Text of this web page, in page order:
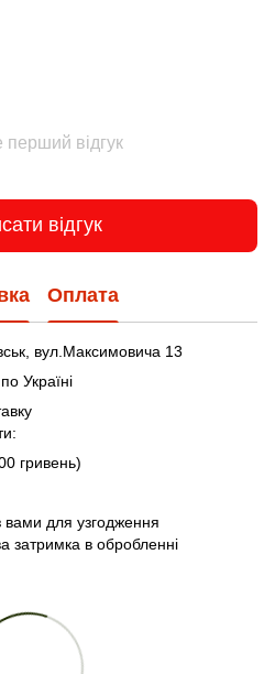
перший відгук
відгук
Оплата
вул.Максимовича 13
Україні
гривень)
для узгодження
в обробленні